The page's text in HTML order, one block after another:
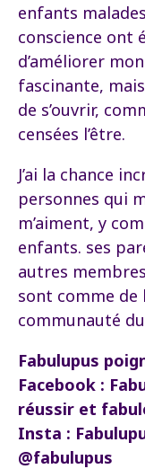
enfants
conscience ont
d’améliorer
fascinante,
de s’ouvrir,
censées l’être.
J’ai la chance
personnes qui
m’aiment, y
enfants. ses
autres
sont comme de
communauté
Fabulupus
Facebook :
réussir et
Insta :
@fabulupus